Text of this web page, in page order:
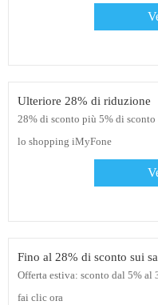
Ulteriore 28% di riduzione
28% di sconto più 5% di
lo shopping iMyFone
Fino al 28% di sconto sui
Offerta estiva: sconto dal 5%
fai clic ora